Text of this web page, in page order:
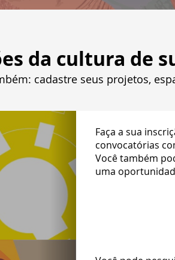
da cultura de
cadastre seus projetos,
Faça a sua
convocatórias
Você também
uma